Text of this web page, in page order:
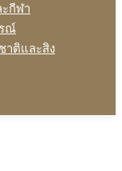
กีฬา
ณ์
าติและสิง